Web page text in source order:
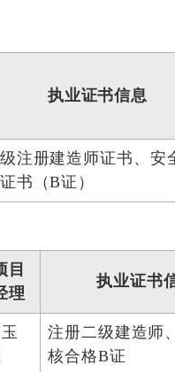
执业证书信息
注册建造师证书、安
书（B证）
目
理
执业证书
注册二级建造师
核合格B证